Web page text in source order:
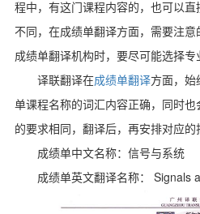
程中，有这门课程内容的，也可以
不同，在成绩单翻译方面，需要注
成绩单翻译机构时，要尽可能选择专
译联翻译在成绩单翻译方面，始
单课程名称的词汇内容正确，同时
的要求相同，翻译后，再安排对应的
成绩单中文名称：信号与系统
成绩单英文翻译名称：
Signals